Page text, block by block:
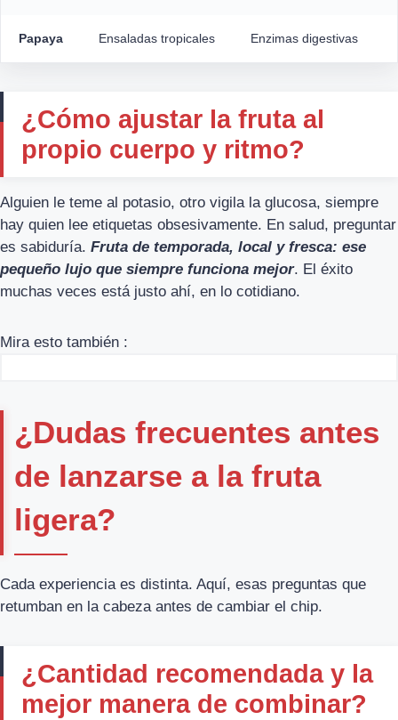
Papaya Ensaladas tropicales Enzimas digestivas
¿Cómo ajustar la fruta al
propio cuerpo y ritmo?
Alguien le teme al potasio, otro vigila la glucosa, siempre
hay quien lee etiquetas obsesivamente. En salud, preguntar
es sabiduría. Fruta de temporada, local y fresca: ese
pequeño lujo que siempre funciona mejor. El éxito
muchas veces está justo ahí, en lo cotidiano.
Mira esto también :
¿Dudas frecuentes antes
de lanzarse a la fruta
ligera?
Cada experiencia es distinta. Aquí, esas preguntas que
retumban en la cabeza antes de cambiar el chip.
¿Cantidad recomendada y la
mejor manera de combinar?